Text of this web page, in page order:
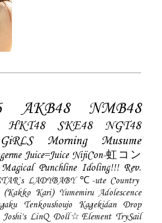
AKB48 NMB48
HKT48 SKE48
NGT48
Morning Musume
Juice=Juice NijiCon-虹コン
Magical Punchline Idoling!!! Rev.
LADYBABY ℃-ute Country
Kari) Yumemiru Adolescence
Tenkoushoujo Kagekidan
Drop
LinQ Doll☆Element TrySail